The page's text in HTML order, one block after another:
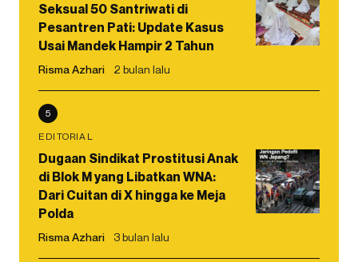
Seksual 50 Santriwati di
Pesantren Pati: Update Kasus
Usai Mandek Hampir 2 Tahun
Risma Azhari 2 bulan lalu
5
EDITORIAL
Dugaan Sindikat Prostitusi Anak
di Blok M yang Libatkan WNA:
Dari Cuitan di X hingga ke Meja
Polda
Risma Azhari 3 bulan lalu